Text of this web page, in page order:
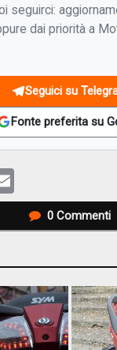
seguirci:
dai priorità a
Seguici su
Fonte preferita su
0Commenti